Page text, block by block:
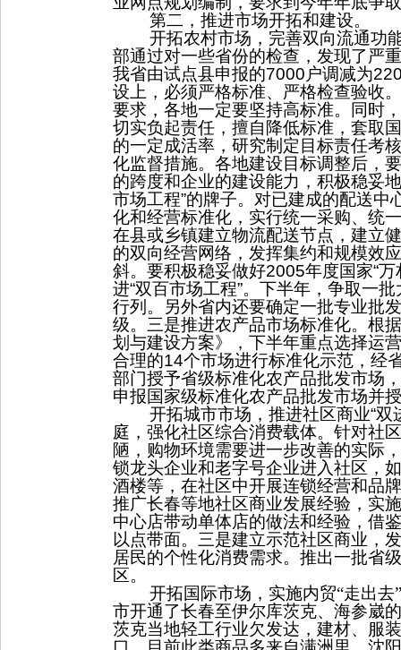
第二，推进市场开拓和建设。
开拓农村市场，完善双向流通功
部通过对一些省份的检查，发现了严
我省由试点县申报的7000 户调减为
设上，必须严格标准、严格检查验收
要求，各地一定要坚持高标准。同时
切实负起责任，擅自降低标准，套取
的一定成活率，研究制定目标责任考
化监督措施。各地建设目标调整后，
的跨度和企业的建设能力，积极稳妥
市场工程”的牌子。对已建成的配送中
化和经营标准化，实行统一采购、统
在县或乡镇建立物流配送节点，建立
的双向经营网络，发挥集约和规模效
斜。要积极稳妥做好2005年度国家“万
进“双百市场工程”。下半年，争取一
行列。另外省内还要确定一批专业批
级。三是推进农产品市场标准化。根
划与建设方案》，下半年重点选择运
合理的14个市场进行标准化示范，经
部门授予省级标准化农产品批发市场
申报国家级标准化农产品批发市场并
开拓城市市场， 推进社区商业“双
庭，强化社区综合消费载体。针对社
陋，购物环境需要进一步改善的实际
锁龙头企业和老字号企业进入社区，
酒楼等，在社区中开展连锁经营和品
推广长春等地社区商业发展经验，实
中心店带动单体店的做法和经验，借
以点带面。三是建立示范社区商业，
居民的个性化消费需求。推出一批省
区。
开拓国际市场，实施内贸“走出
市开通了长春至伊尔库茨克、海参崴
茨克当地轻工行业欠发达，建材、服